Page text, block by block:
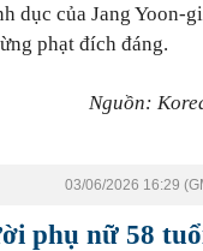
dục của Jang Yoon-
phạt đích đáng.
Nguồn:
03/06/2026 16:29
phụ nữ 58